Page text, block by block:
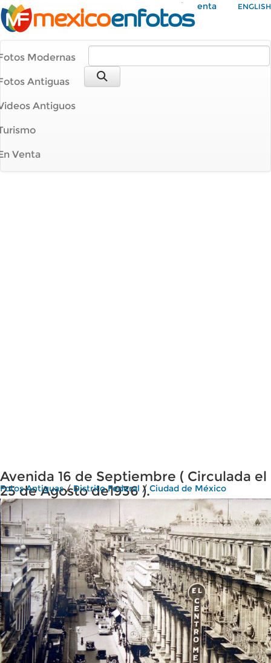
Mi Cuenta ENGLISH
Modernas
Antiguas
Antiguos
Venta
Avenida 16 de Septiembre ( Circulada el
25 de Agosto de1936 ).
Fotos Antiguas/Distrito Federal / Ciudad de México